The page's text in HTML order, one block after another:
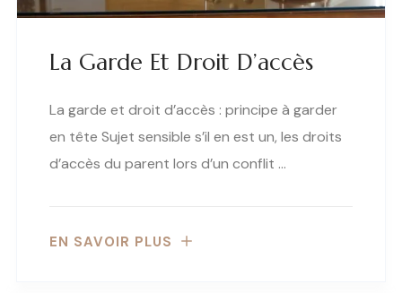
La Garde Et Droit D’accès
La garde et droit d’accès : principe à garder
en tête Sujet sensible s’il en est un, les droits
d’accès du parent lors d’un conflit …
EN SAVOIR PLUS